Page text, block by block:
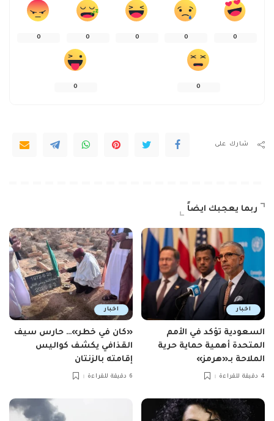
0
0
0
0
0
0
0
شارك على
ربما يعجبك ايضاً
اخبار
السعودية تؤكد في الأمم
المتحدة أهمية حماية حرية
الملاحة بـ«هرمز»
4 دقيقة للقراءة
اخبار
«كان في خطر»… حارس سيف
القذافي يكشف كواليس
إقامته بالزنتان
6 دقيقة للقراءة